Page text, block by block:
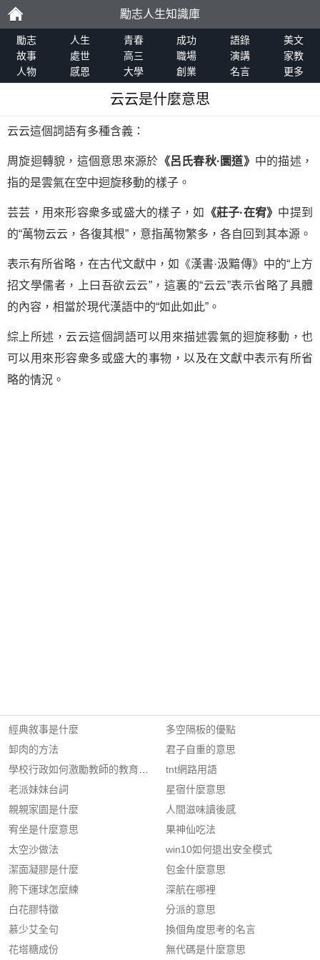
勵
志
勵志人生知識庫
勵志 人生 青春 成功 語錄
美文
故事
處世 高三 職場 演講
家教
人物
感恩 大學 創業 名言 更多
云云是什麼意思
云云這個詞語有多種含義：
周旋迴轉貌，這個意思來源於 《呂氏春秋·圜道》 中的描述，
指的是雲氣在空中迴旋移動的樣子。
芸芸，用來形容衆多或盛大的樣子，如 《莊子·在宥》 中提到
的“萬物云云，各復其根”，意指萬物繁多，各自回到其本源。
表示有所省略，在古代文獻中，如《漢書·汲黯傳》中的“上方
招文學儒者，上曰吾欲云云”，這裏的“云云”表示省略了具體
的內容，相當於現代漢語中的“如此如此”。
綜上所述，云云這個詞語可以用來描述雲氣的迴旋移動，也
可以用來形容衆多或盛大的事物，以及在文獻中表示有所省
略的情況。
經典敘事是什麼
卸肉的方法
學校行政如何激勵教師的教育熱誠?
老派妹妹台詞
親親家園是什麼
宥坐是什麼意思
太空沙做法
潔面凝膠是什麼
胯下運球怎麼練
白花膠特徵
慕少艾全句
花塔糖成份
多空隔板的優點
君子自重的意思
tnt網路用語
星宿什麼意思
人間滋味讀後感
果神仙吃法
win10如何退出安全模式
包金什麼意思
深航在哪裡
分派的意思
換個角度思考的名言
無代碼是什麼意思